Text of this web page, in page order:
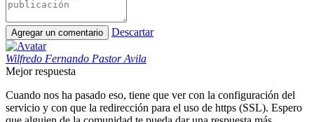
Agregar un comentario Descartar
Wilfredo Fernando Pastor Avila
Mejor respuesta
Cuando nos ha pasado eso, tiene que ver con la configuración del
servicio y con que la redirección para el uso de https (SSL). Espero